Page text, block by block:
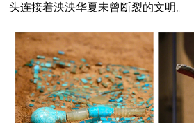
头连接着泱泱华夏未曾断裂的文明。